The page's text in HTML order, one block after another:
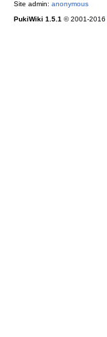
Site admin: anonymous
PukiWiki 1.5.1 © 2001-2016